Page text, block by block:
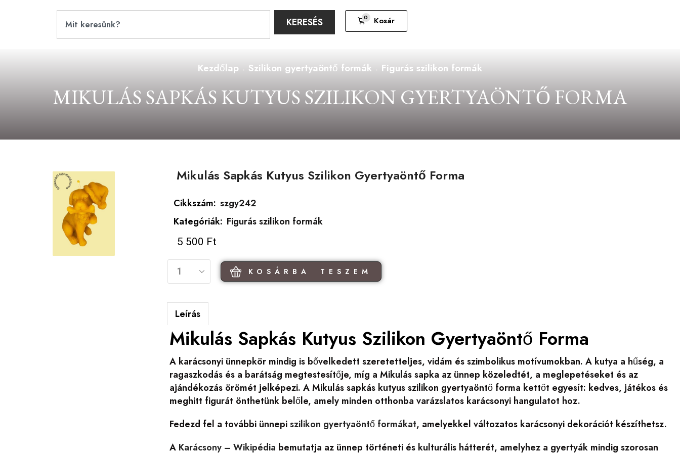
KERESÉS 0 Kosár
Kezdőlap Szilikon gyertyaöntő formák Figurás szilikon formák
MIKULÁS SAPKÁS KUTYUS SZILIKON GYERTYAÖNTŐ FORMA
Mikulás Sapkás Kutyus Szilikon Gyertyaöntő Forma
Cikkszám: szgy242
Kategóriák: Figurás szilikon formák
5 500 Ft
KOSÁRBA TESZEM
Leírás
Mikulás Sapkás Kutyus Szilikon Gyertyaöntő Forma
A karácsonyi ünnepkör mindig is bővelkedett szeretetteljes, vidám és szimbolikus motívumokban. A kutya a hűség, a
ragaszkodás és a barátság megtestesítője, míg a Mikulás sapka az ünnep közeledtét, a meglepetéseket és az
ajándékozás örömét jelképezi. A Mikulás sapkás kutyus szilikon gyertyaöntő forma kettőt egyesít: kedves, játékos és
meghitt figurát önthetünk belőle, amely minden otthonba varázslatos karácsonyi hangulatot hoz.
Fedezd fel a további ünnepiszilikon gyertyaöntő formákat, amelyekkel változatos karácsonyi dekorációt készíthetsz.
A Karácsony – Wikipédia bemutatja az ünnep történeti és kulturális hátterét, amelyhez a gyertyák mindig szorosan